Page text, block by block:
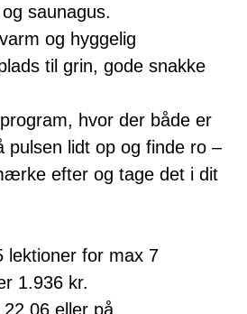
saunagus.
og hyggelig
til grin, gode snakke
hvor der både er
pulsen lidt op og finde ro –
efter og tage det i dit
lektioner for max 7
1.936 kr.
06 eller på